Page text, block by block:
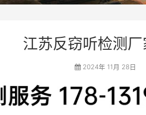
江苏反窃听检测
2024年 11月 28日